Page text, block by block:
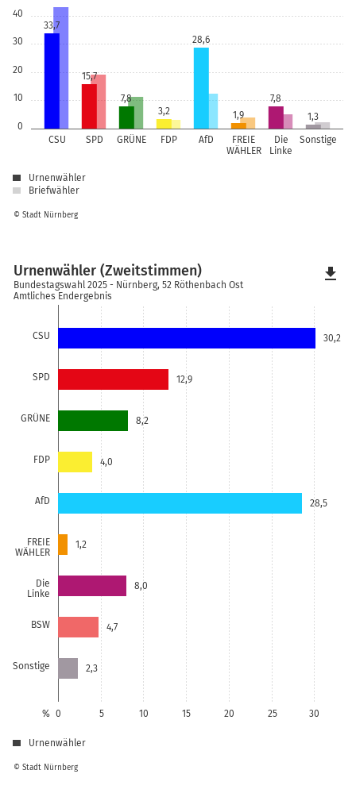
0
10
20
30
40
CSU SPD GRÜNE FDP AfD
FREIE
WÄHLER
Die
Linke
Sonstige
33,7
15,7
7,8
3,2
28,6
1,9
7,8
1,3
© Stadt Nürnberg
Urnenwähler
Briefwähler
CSU
SPD
GRÜNE
FDP
AfD
FREIE
WÄHLER
Die
Linke
BSW
Sonstige
0 5 10 15 20 25 30
%
30,2
12,9
8,2
4,0
28,5
1,2
8,0
4,7
2,3
© Stadt Nürnberg
Urnenwähler (Zweitstimmen)
Bundestagswahl 2025 - Nürnberg, 52 Röthenbach Ost
Amtliches Endergebnis
Urnenwähler
file_download